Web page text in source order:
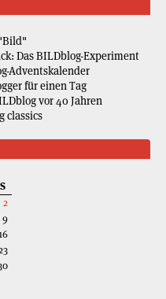
Das BILDblog-Experiment
Adventskalender
für einen Tag
vor 40 Jahren
classics
S
2
9